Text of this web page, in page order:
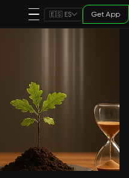
🇪🇸 ES Get App